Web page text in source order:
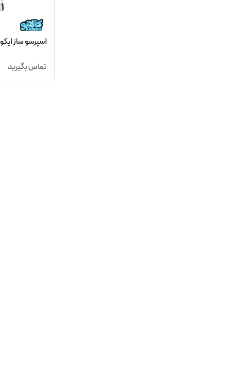
اسپرسو ساز ایکو AK239ES
تماس بگیرید